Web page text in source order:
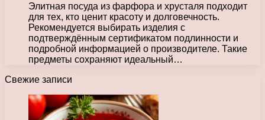
Элитная посуда из фарфора и хрусталя подходит
для тех, кто ценит красоту и долговечность.
Рекомендуется выбирать изделия с
подтверждённым сертификатом подлинности и
подробной информацией о производителе. Такие
предметы сохраняют идеальный…
Свежие записи